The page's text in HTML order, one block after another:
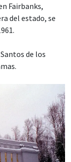
Fairbanks,
del estado, se
de los